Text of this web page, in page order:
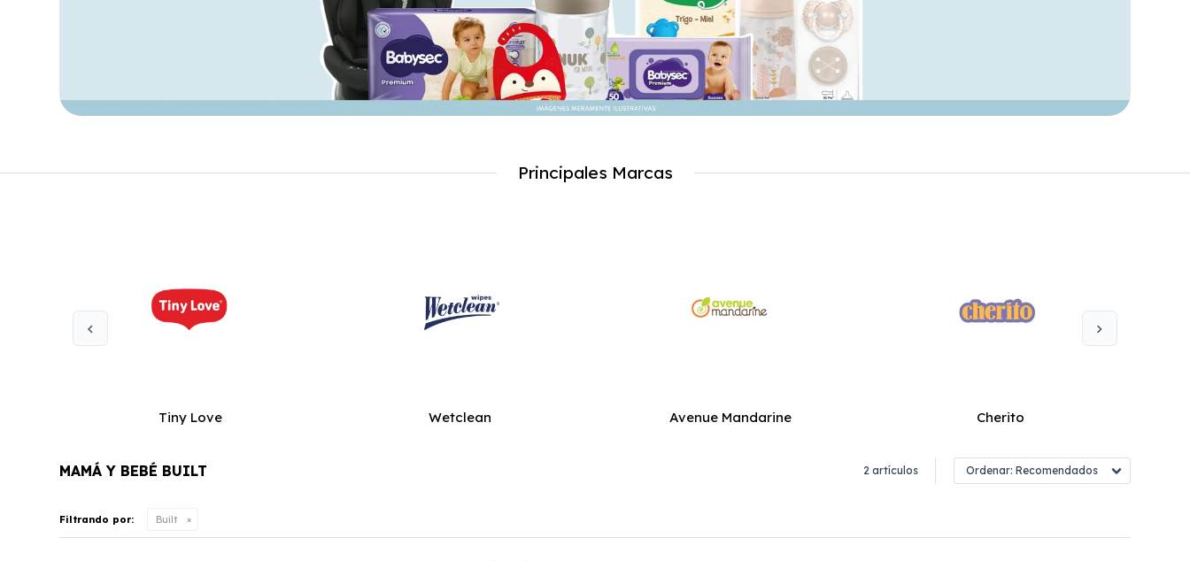
Principales Marcas
Tiny Love Wetclean Avenue Mandarine Cherito
MAMÁ Y BEBÉ BUILT 2 artículos Recomendados
Filtrando por: Built